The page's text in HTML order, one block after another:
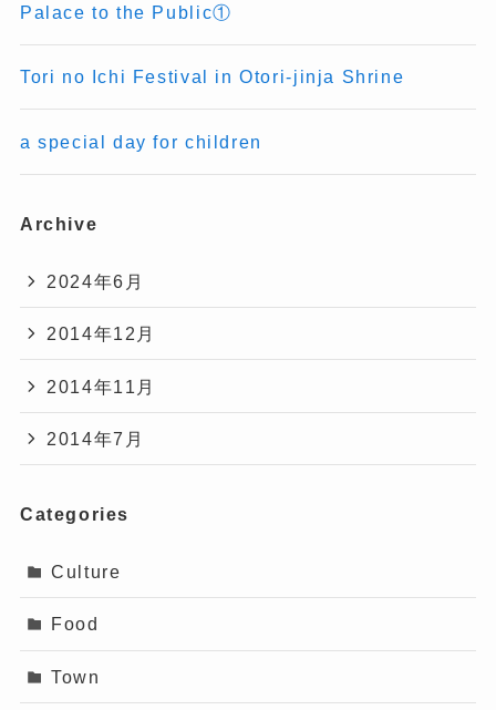
Palace to the Public①
Tori no Ichi Festival in Otori-jinja Shrine
a special day for children
Archive
2024年6月
2014年12月
2014年11月
2014年7月
Categories
Culture
Food
Town